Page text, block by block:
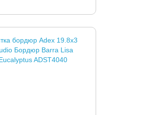
бордюр Adex 19.8x3
Бордюр Barra Lisa
ADST4040